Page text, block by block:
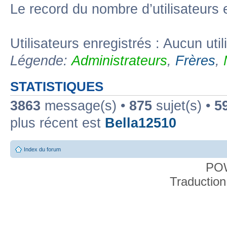
Le record du nombre
Utilisateurs enregistrés : Aucun
Légende:Administrateurs, Frères,
STATISTIQUES
3863 message(s) • 875 sujet(s) •
plus récent est Bella12510
Index du forum